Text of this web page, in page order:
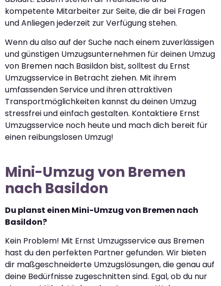
kompetente Mitarbeiter zur Seite, die dir bei Fragen
und Anliegen jederzeit zur Verfügung stehen.
Wenn du also auf der Suche nach einem zuverlässigen
und günstigen Umzugsunternehmen für deinen Umzug
von Bremen nach Basildon bist, solltest du Ernst
Umzugsservice in Betracht ziehen. Mit ihrem
umfassenden Service und ihren attraktiven
Transportmöglichkeiten kannst du deinen Umzug
stressfrei und einfach gestalten. Kontaktiere Ernst
Umzugsservice noch heute und mach dich bereit für
einen reibungslosen Umzug!
Mini-Umzug von Bremen
nach Basildon
Du planst einen Mini-Umzug von Bremen nach
Basildon?
Kein Problem! Mit Ernst Umzugsservice aus Bremen
hast du den perfekten Partner gefunden. Wir bieten
dir maßgeschneiderte Umzugslösungen, die genau auf
deine Bedürfnisse zugeschnitten sind. Egal, ob du nur